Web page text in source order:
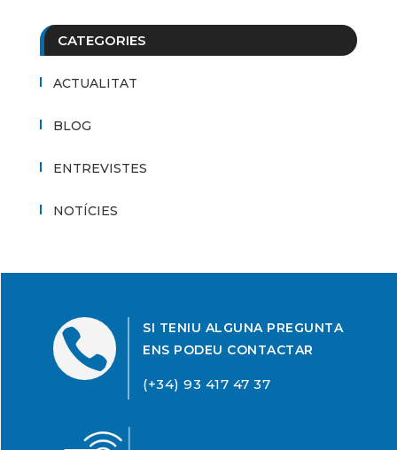
CATEGORIES
ACTUALITAT
BLOG
ENTREVISTES
NOTÍCIES

SI TENIU ALGUNA PREGUNTA
ENS PODEU CONTACTAR
(+34) 93 417 47 37